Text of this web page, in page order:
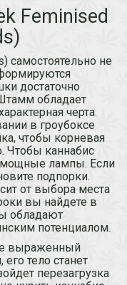
Feminised
самостоятельно не
достаточно
обладает
черта.
в гроубоксе
чтобы корневая
Чтобы каннабис
мощные лампы. Если
подпорки.
от выбора места
вы найдете в
обладают
потенциалом.
выраженный
тело станет
перезагрузка